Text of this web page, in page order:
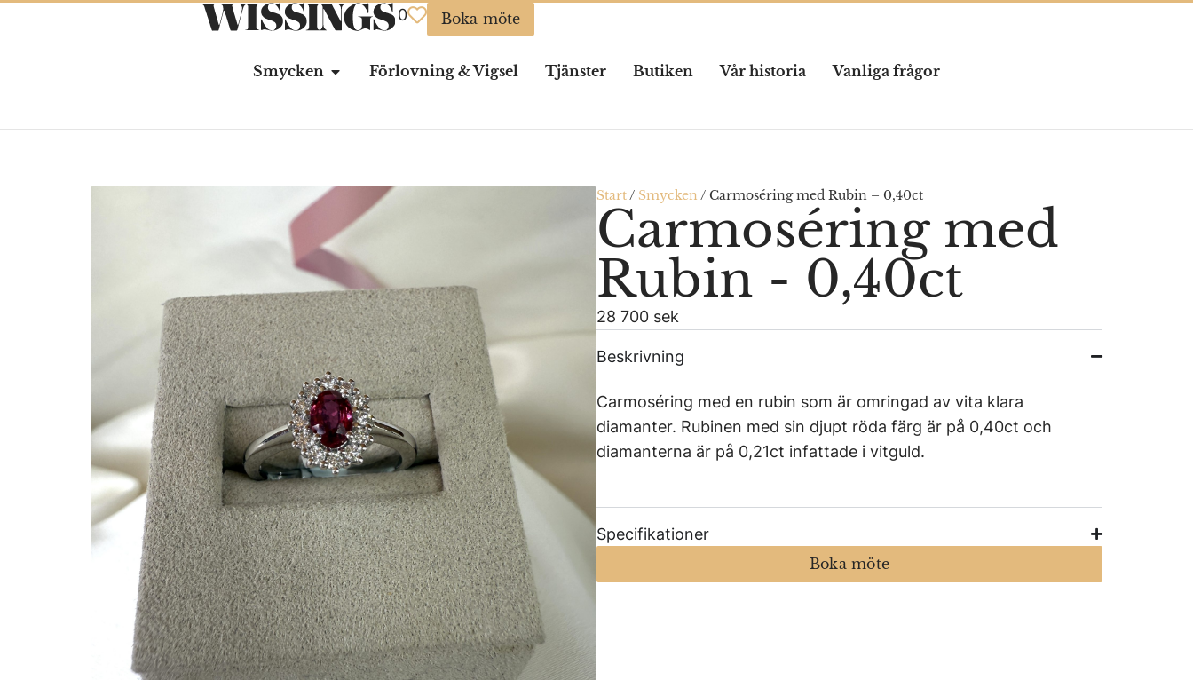
0 Boka möte
Smycken Förlovning & Vigsel Tjänster Butiken Vår historia Vanliga frågor
Start/ Smycken / Carmoséring med Rubin – 0,40ct
Carmoséring med
Rubin - 0,40ct
28 700 sek
Beskrivning
Carmoséring med en rubin som är omringad av vita klara
diamanter. Rubinen med sin djupt röda färg är på 0,40ct och
diamanterna är på 0,21ct infattade i vitguld.
Specifikationer
Boka möte